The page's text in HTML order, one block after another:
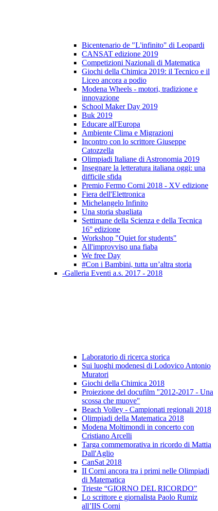
Bicentenario de "L'infinito" di Leopardi
CANSAT edizione 2019
Competizioni Nazionali di Matematica
Giochi della Chimica 2019: il Tecnico e il
Liceo ancora a podio
Modena Wheels - motori, tradizione e
innovazione
School Maker Day 2019
Buk 2019
Educare all'Europa
Ambiente Clima e Migrazioni
Incontro con lo scrittore Giuseppe
Catozzella
Olimpiadi Italiane di Astronomia 2019
Insegnare la letteratura italiana oggi: una
difficile sfida
Premio Fermo Corni 2018 - XV edizione
Fiera dell'Elettronica
Michelangelo Infinito
Una storia sbagliata
Settimane della Scienza e della Tecnica
16° edizione
Workshop "Quiet for students"
All'improvviso una fiaba
We free Day
#Con i Bambini, tutta un’altra storia
-Galleria Eventi a.s. 2017 - 2018
Laboratorio di ricerca storica
Sui luoghi modenesi di Lodovico Antonio
Muratori
Giochi della Chimica 2018
Proiezione del docufilm "2012-2017 - Una
scossa che muove"
Beach Volley - Campionati regionali 2018
Olimpiadi della Matematica 2018
Modena Moltimondi in concerto con
Cristiano Arcelli
Targa commemorativa in ricordo di Mattia
Dall'Aglio
CanSat 2018
II Corni ancora tra i primi nelle Olimpiadi
di Matematica
Trieste “GIORNO DEL RICORDO”
Lo scrittore e giornalista Paolo Rumiz
all’IIS Corni